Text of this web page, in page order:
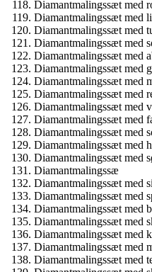
Diamantmalingssæt med
Diamantmalingssæt med
Diamantmalingssæt med
Diamantmalingssæt med
Diamantmalingssæt med
Diamantmalingssæt med
Diamantmalingssæt med
Diamantmalingssæt med
Diamantmalingssæt med
Diamantmalingssæt med
Diamantmalingssæt med
Diamantmalingssæt med
Diamantmalingssæt med
Diamantmalingssæ
Diamantmalingssæt med
Diamantmalingssæt med
Diamantmalingssæt med
Diamantmalingssæt med
Diamantmalingssæt med
Diamantmalingssæt med
Diamantmalingssæt med